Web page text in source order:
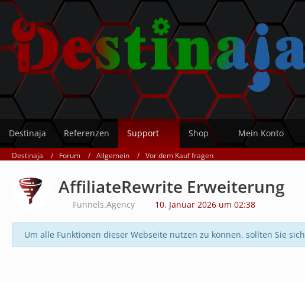
Destinaja Referenzen Support Shop Mein Konto
Destinaja Forum Allgemein Vor dem Kauf fragen
AffiliateRewrite Erweiterung
Funnels.Agency 10. Januar 2026 um 02:38
Um alle Funktionen dieser Webseite nutzen zu können, sollten Sie sich